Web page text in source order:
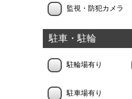
監視・防犯カメラ
駐車・駐輪
駐輪場有り
駐車場有り